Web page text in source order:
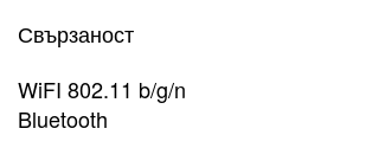
Свързаност
WiFI 802.11 b/g/n
Bluetooth